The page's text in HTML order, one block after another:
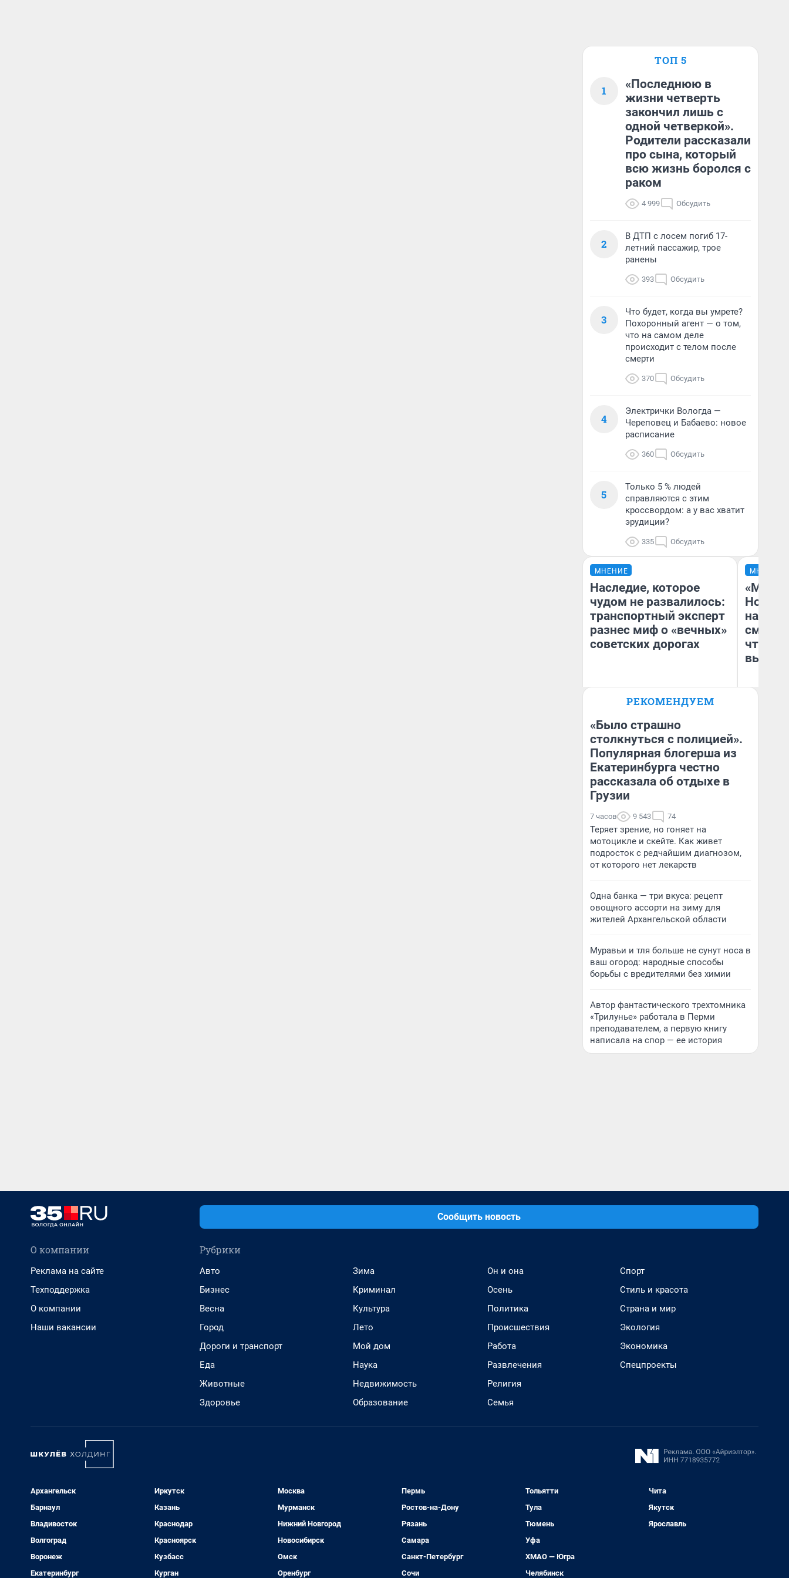
ТОП 5
1
«Последнюю в
жизни четверть
закончил лишь с
одной четверкой».
Родители рассказали
про сына, который
всю жизнь боролся с
раком
4 999 Обсудить
2
В ДТП с лосем погиб 17-
летний пассажир, трое
ранены
393 Обсудить
3
Что будет, когда вы умрете?
Похоронный агент — о том,
что на самом деле
происходит с телом после
смерти
370 Обсудить
4
Электрички Вологда —
Череповец и Бабаево: новое
расписание
360 Обсудить
5
Только 5 % людей
справляются с этим
кроссвордом: а у вас хватит
эрудиции?
335 Обсудить
МНЕНИЕ
Наследие, которое
чудом не развалилось:
транспортный эксперт
разнес миф о «вечных»
советских дорогах
Блогер, предприниматель,
бизнесе
МНЕНИЕ
«Мы
чтобы
РЕКОМЕНДУЕМ
«Было страшно
столкнуться с полицией».
Популярная блогерша из
Екатеринбурга честно
рассказала об отдыхе в
Грузии
7 часов 9 543 74
Теряет зрение, но гоняет на
мотоцикле и скейте. Как живет
подросток с редчайшим диагнозом,
от которого нет лекарств
Одна банка — три вкуса: рецепт
овощного ассорти на зиму для
жителей Архангельской области
Муравьи и тля больше не сунут носа в
ваш огород: народные способы
борьбы с вредителями без химии
Автор фантастического трехтомника
«Трилунье» работала в Перми
преподавателем, а первую книгу
написала на спор — ее история
Сообщить новость
О компании
Реклама на сайте
Техподдержка
О компании
Наши вакансии
Рубрики
Авто
Бизнес
Весна
Город
Дороги и транспорт
Еда
Животные
Здоровье
Зима
Криминал
Культура
Лето
Мой дом
Наука
Недвижимость
Образование
Он и она
Осень
Политика
Происшествия
Работа
Развлечения
Религия
Семья
Спорт
Стиль и красота
Страна и мир
Экология
Экономика
Спецпроекты
Архангельск
Барнаул
Владивосток
Волгоград
Воронеж
Екатеринбург
Иркутск
Казань
Краснодар
Красноярск
Кузбасс
Курган
Москва
Мурманск
Нижний Новгород
Новосибирск
Омск
Оренбург
Пермь
Ростов-на-Дону
Рязань
Самара
Санкт-Петербург
Сочи
Тольятти
Тула
Тюмень
Уфа
ХМАО — Югра
Челябинск
Чита
Якутск
Ярославль